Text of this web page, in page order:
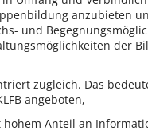
anzubieten
und
der
zugleich. Das
angeboten,
Anteil an